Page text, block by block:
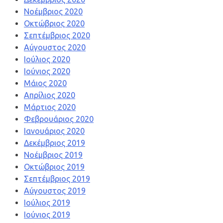
Νοέμβριος 2020
Οκτώβριος 2020
Σεπτέμβριος 2020
Αύγουστος 2020
Ιούλιος 2020
Ιούνιος 2020
Μάιος 2020
Απρίλιος 2020
Μάρτιος 2020
Φεβρουάριος 2020
Ιανουάριος 2020
Δεκέμβριος 2019
Νοέμβριος 2019
Οκτώβριος 2019
Σεπτέμβριος 2019
Αύγουστος 2019
Ιούλιος 2019
Ιούνιος 2019